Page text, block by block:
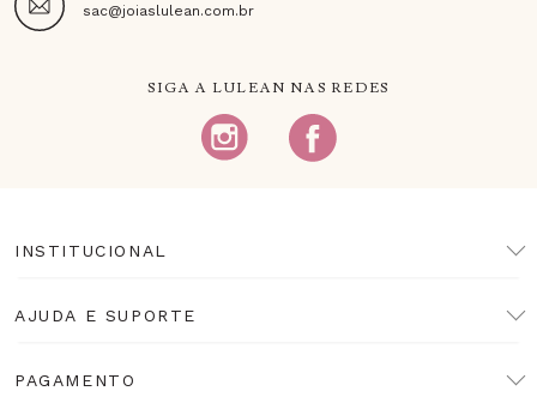
sac@joiaslulean.com.br
SIGA A LULEAN NAS REDES
INSTITUCIONAL
AJUDA E SUPORTE
PAGAMENTO